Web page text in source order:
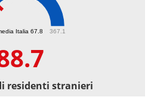
Italia 67.8 367.1
residenti stranieri